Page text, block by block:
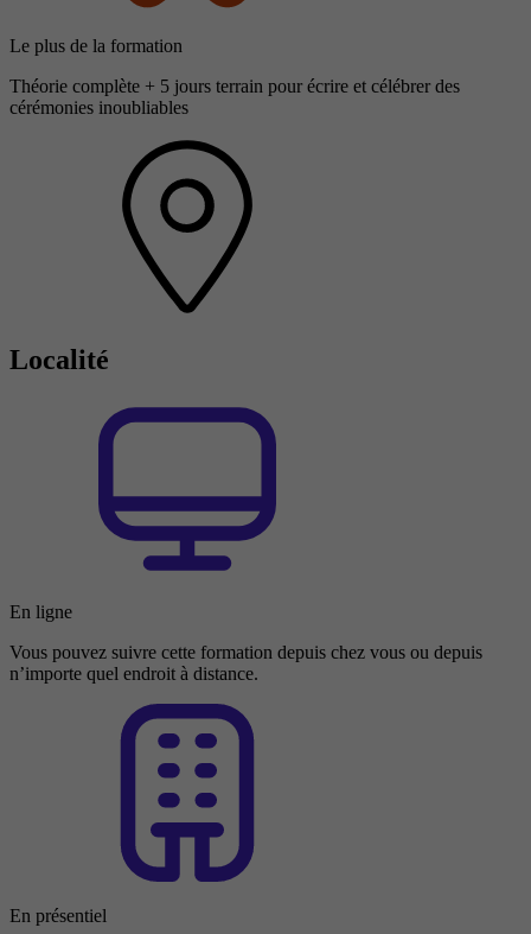
Le plus de la formation
Théorie complète + 5 jours terrain pour écrire et célébrer des
cérémonies inoubliables
Localité
En ligne
Vous pouvez suivre cette formation depuis chez vous ou depuis
n’importe quel endroit à distance.
En présentiel